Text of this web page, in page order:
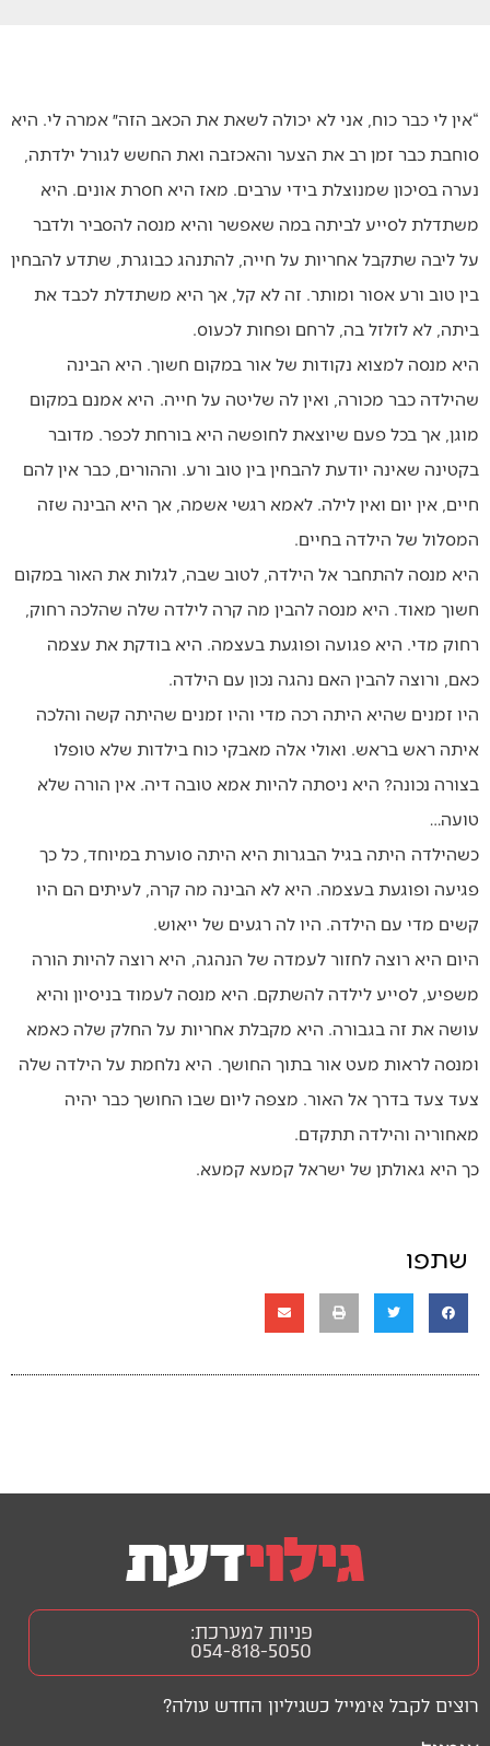
“אין לי כבר כוח, אני לא יכולה לשאת את הכאב הזה״ אמרה לי. היא
סוחבת כבר זמן רב את הצער והאכזבה ואת החשש לגורל ילדתה,
נערה בסיכון שמנוצלת בידי ערבים. מאז היא חסרת אונים. היא
משתדלת לסייע לביתה במה שאפשר והיא מנסה להסביר ולדבר
על ליבה שתקבל אחריות על חייה, להתנהג כבוגרת, שתדע להבחין
בין טוב ורע אסור ומותר. זה לא קל, אך היא משתדלת לכבד את
ביתה, לא לזלזל בה, לרחם ופחות לכעוס.
היא מנסה למצוא נקודות של אור במקום חשוך. היא הבינה
שהילדה כבר מכורה, ואין לה שליטה על חייה. היא אמנם במקום
מוגן, אך בכל פעם שיוצאת לחופשה היא בורחת לכפר. מדובר
בקטינה שאינה יודעת להבחין בין טוב ורע. וההורים, כבר אין להם
חיים, אין יום ואין לילה. לאמא רגשי אשמה, אך היא הבינה שזה
המסלול של הילדה בחיים.
היא מנסה להתחבר אל הילדה, לטוב שבה, לגלות את האור במקום
חשוך מאוד. היא מנסה להבין מה קרה לילדה שלה שהלכה רחוק,
רחוק מדי. היא פגועה ופוגעת בעצמה. היא בודקת את עצמה
כאם, ורוצה להבין האם נהגה נכון עם הילדה.
היו זמנים שהיא היתה רכה מדי והיו זמנים שהיתה קשה והלכה
איתה ראש בראש. ואולי אלה מאבקי כוח בילדות שלא טופלו
בצורה נכונה? היא ניסתה להיות אמא טובה דיה. אין הורה שלא
טועה…
כשהילדה היתה בגיל הבגרות היא היתה סוערת במיוחד, כל כך
פגיעה ופוגעת בעצמה. היא לא הבינה מה קרה, לעיתים הם היו
קשים מדי עם הילדה. היו לה רגעים של ייאוש.
היום היא רוצה לחזור לעמדה של הנהגה, היא רוצה להיות הורה
משפיע, לסייע לילדה להשתקם. היא מנסה לעמוד בניסיון והיא
עושה את זה בגבורה. היא מקבלת אחריות על החלק שלה כאמא
ומנסה לראות מעט אור בתוך החושך. היא נלחמת על הילדה שלה
צעד צעד בדרך אל האור. מצפה ליום שבו החושך כבר יהיה
מאחוריה והילדה תתקדם.
כך היא גאולתן של ישראל קמעא קמעא.
שתפו
רוצים לקבל אימייל כשגיליון החדש עולה?
פניות למערכת:
054-818-5050